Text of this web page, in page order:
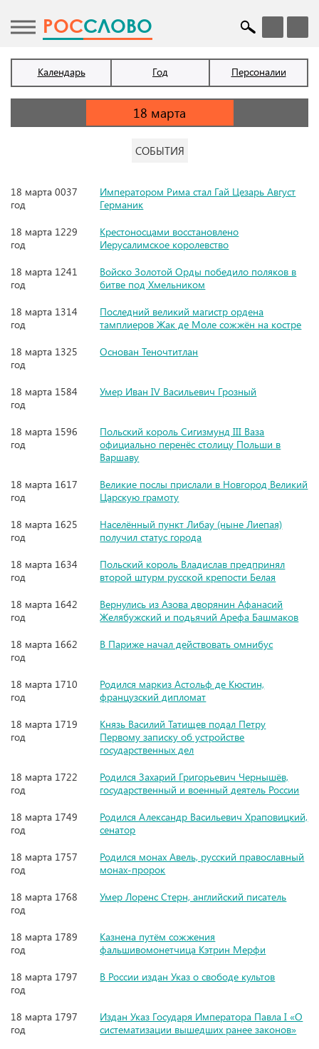
POCСЛОВО
Календарь Год Персоналии
СОБЫТИЯ
18 марта 0037
год
Императором Рима стал Гай Цезарь Август
Германик
18 марта 1229
год
Крестоносцами восстановлено
Иерусалимское королевство
18 марта 1241
год
Войско Золотой Орды победило поляков в
битве под Хмельником
18 марта 1314
год
Последний великий магистр ордена
тамплиеров Жак де Моле сожжён на костре
18 марта 1325
год
Основан Теночтитлан
18 марта 1584
год
Умер Иван IV Васильевич Грозный
18 марта 1596
год
Польский король Сигизмунд III Ваза
официально перенёс столицу Польши в
Варшаву
18 марта 1617
год
Великие послы прислали в Новгород Великий
Царскую грамоту
18 марта 1625
год
Населённый пункт Либау (ныне Лиепая)
получил статус города
18 марта 1634
год
Польский король Владислав предпринял
второй штурм русской крепости Белая
18 марта 1642
год
Вернулись из Азова дворянин Афанасий
Желябужский и подьячий Арефа Башмаков
18 марта 1662
год
В Париже начал действовать омнибус
18 марта 1710
год
Родился маркиз Астольф де Кюстин,
французский дипломат
18 марта 1719
год
Князь Василий Татищев подал Петру
Первому записку об устройстве
государственных дел
18 марта 1722
год
Родился Захарий Григорьевич Чернышёв,
государственный и военный деятель России
18 марта 1749
год
Родился Александр Васильевич Храповицкий,
сенатор
18 марта 1757
год
Родился монах Авель, русский православный
монах-пророк
18 марта 1768
год
Умер Лоренс Стерн, английский писатель
18 марта 1789
год
Казнена путём сожжения
фальшивомонетчица Кэтрин Мерфи
18 марта 1797
год
В России издан Указ о свободе культов
18 марта 1797
год
Издан Указ Государя Императора Павла I «О
систематизации вышедших ранее законов»